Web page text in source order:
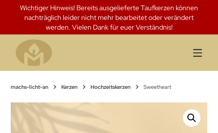
Springen
Inhalt
Wichtiger Hinweis! Bereits ausgelieferte Taufkerzen können
nachträglich leider nicht mehr bearbeitet oder verändert
werden. Vielen Dank für euer Verständnis!
machs-licht-an Kerzen Hochzeitskerzen Sweetheart